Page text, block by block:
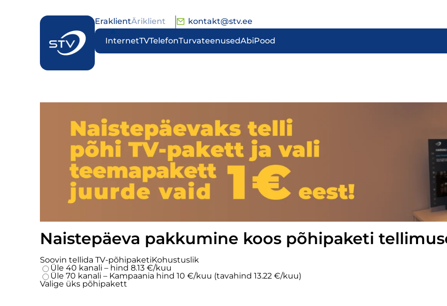
EraklientÄriklient kontakt@stv.ee
InternetTVTelefonTurvateenusedAbiPood
Naistepäeva pakkumine koos põhipaketi
Soovin tellida TV-põhipaketiKohustuslik
Üle 40 kanali – hind 8.13 €/kuu
Üle 70 kanali – Kampaania hind 10 €/kuu (tavahind 13.22 €/kuu)
Valige üks põhipakett